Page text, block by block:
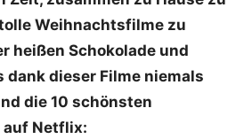
Weihnachtsfilme zu
heißen Schokolade und
dank dieser Filme niemals
die 10 schönsten
Netflix: